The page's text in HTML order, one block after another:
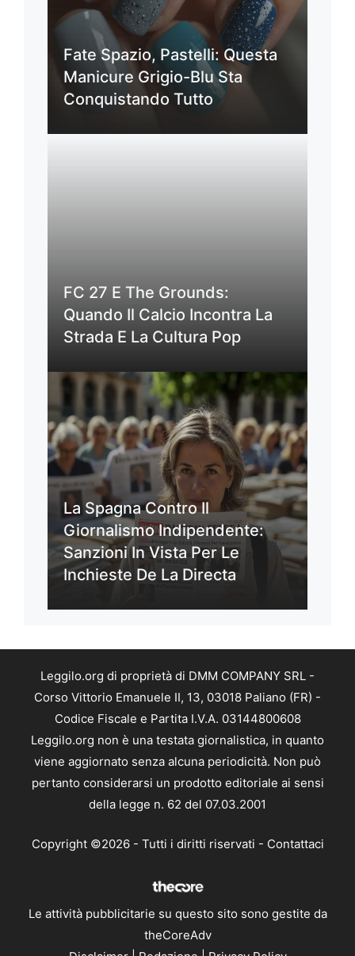
Fate Spazio, Pastelli: Questa
Manicure Grigio-Blu Sta
Conquistando Tutto
FC 27 E The Grounds:
Quando Il Calcio Incontra La
Strada E La Cultura Pop
La Spagna Contro Il
Giornalismo Indipendente:
Sanzioni In Vista Per Le
Inchieste De La Directa
Leggilo.org di proprietà di DMM COMPANY SRL -
Corso Vittorio Emanuele II, 13, 03018 Paliano (FR) -
Codice Fiscale e Partita I.V.A. 03144800608
Leggilo.org non è una testata giornalistica, in quanto
viene aggiornato senza alcuna periodicità. Non può
pertanto considerarsi un prodotto editoriale ai sensi
della legge n. 62 del 07.03.2001
Copyright ©2026 - Tutti i diritti riservati - Contattaci
Le attività pubblicitarie su questo sito sono gestite da
theCoreAdv